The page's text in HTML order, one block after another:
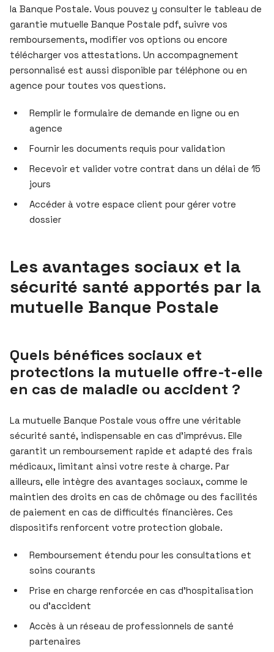
la Banque Postale. Vous pouvez y consulter le tableau de
garantie mutuelle Banque Postale pdf, suivre vos
remboursements, modifier vos options ou encore
télécharger vos attestations. Un accompagnement
personnalisé est aussi disponible par téléphone ou en
agence pour toutes vos questions.
Remplir le formulaire de demande en ligne ou en
agence
Fournir les documents requis pour validation
Recevoir et valider votre contrat dans un délai de 15
jours
Accéder à votre espace client pour gérer votre
dossier
Les avantages sociaux et la
sécurité santé apportés par la
mutuelle Banque Postale
Quels bénéfices sociaux et
protections la mutuelle offre-t-elle
en cas de maladie ou accident ?
La mutuelle Banque Postale vous offre une véritable
sécurité santé, indispensable en cas d’imprévus. Elle
garantit un remboursement rapide et adapté des frais
médicaux, limitant ainsi votre reste à charge. Par
ailleurs, elle intègre des avantages sociaux, comme le
maintien des droits en cas de chômage ou des facilités
de paiement en cas de difficultés financières. Ces
dispositifs renforcent votre protection globale.
Remboursement étendu pour les consultations et
soins courants
Prise en charge renforcée en cas d’hospitalisation
ou d’accident
Accès à un réseau de professionnels de santé
partenaires